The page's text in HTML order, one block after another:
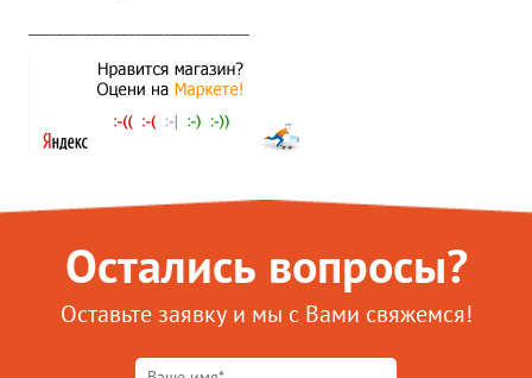
Остались вопросы?
Оставьте заявку и мы с Вами свяжемся!